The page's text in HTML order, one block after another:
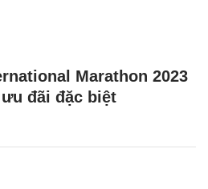
Marathon 2023
đãi đặc biệt